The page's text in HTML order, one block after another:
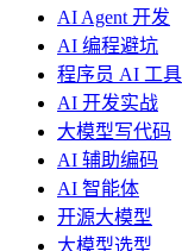
AI Agent 开发
AI 编程避坑
程序员 AI 工具
AI 开发实战
大模型写代码
AI 辅助编码
AI 智能体
开源大模型
大模型选型